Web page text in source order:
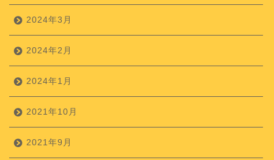
2024年3月
2024年2月
2024年1月
2021年10月
2021年9月